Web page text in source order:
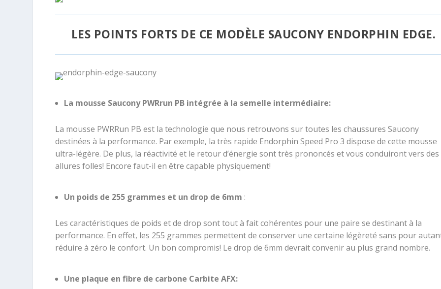
LES POINTS FORTS DE CE MODÈLE SAUCONY ENDORPHIN EDGE.
La mousse Saucony PWRrun PB intégrée à la semelle intermédiaire:
La mousse PWRRun PB est la technologie que nous retrouvons sur toutes les chaussures Saucony
destinées à la performance. Par exemple, la très rapide Endorphin Speed Pro 3 dispose de cette mousse
ultra-légère. De plus, la réactivité et le retour d’énergie sont très prononcés et vous conduiront vers des
allures folles! Encore faut-il en être capable physiquement!
Un poids de 255 grammes et un drop de 6mm :
Les caractéristiques de poids et de drop sont tout à fait cohérentes pour une paire se destinant à la
performance. En effet, les 255 grammes permettent de conserver une certaine légèreté sans pour
réduire à zéro le confort. Un bon compromis! Le drop de 6mm devrait convenir au plus grand nombre.
Une plaque en fibre de carbone Carbite AFX: